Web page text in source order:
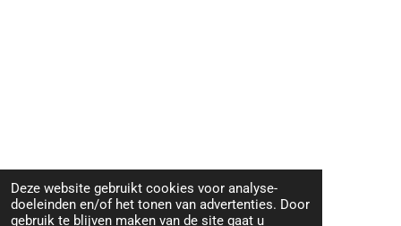
Deze website gebruikt cookies voor analyse-
doeleinden en/of het tonen van advertenties. Door
gebruik te blijven maken van de site gaat u